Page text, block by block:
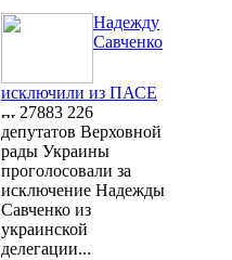
Надежду
Савченко
исключили из ПАСЕ
27883 226
депутатов Верховной
рады Украины
проголосовали за
исключение Надежды
Савченко из
украинской
делегации...